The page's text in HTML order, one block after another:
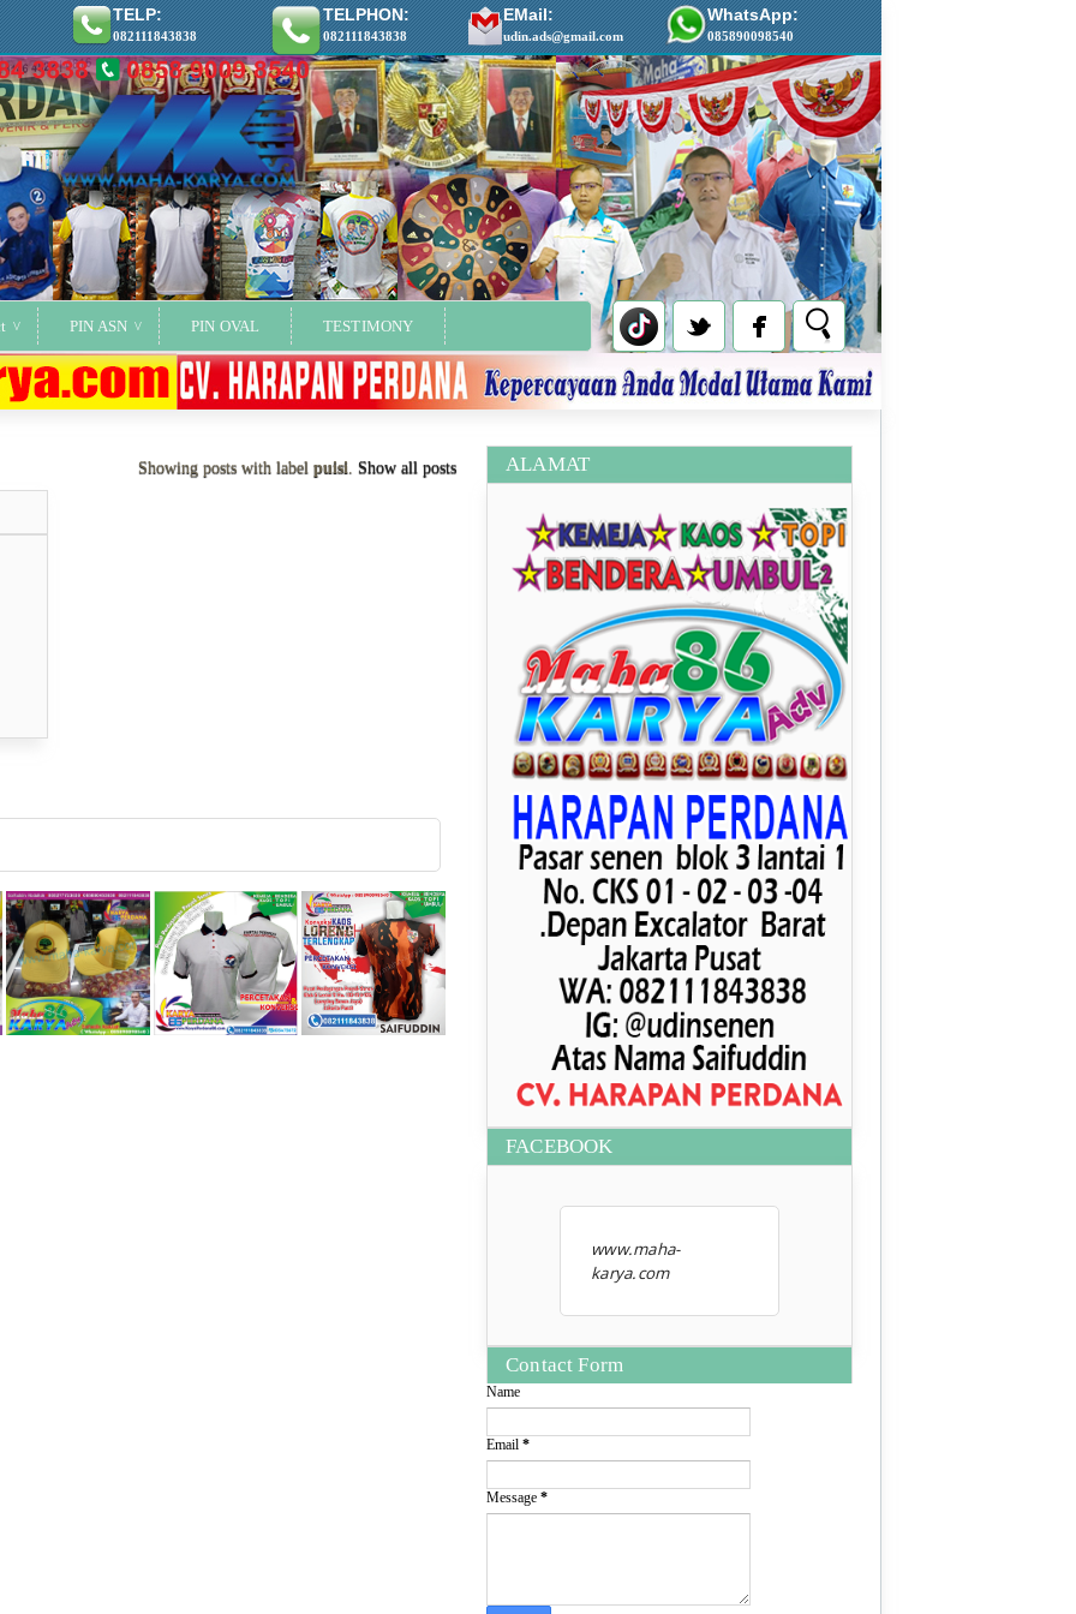
PIN ASN PIN OVAL TESTIMONY
TELP:
082111843838
TELPHON:
082111843838
EMail:
udin.ads@gmail.com
WhatsApp:
085890098540
Showing posts with label puisi. Show all posts ALAMAT
FACEBOOK
www.maha-
karya.com
Contact Form
Name
Email *
Message *